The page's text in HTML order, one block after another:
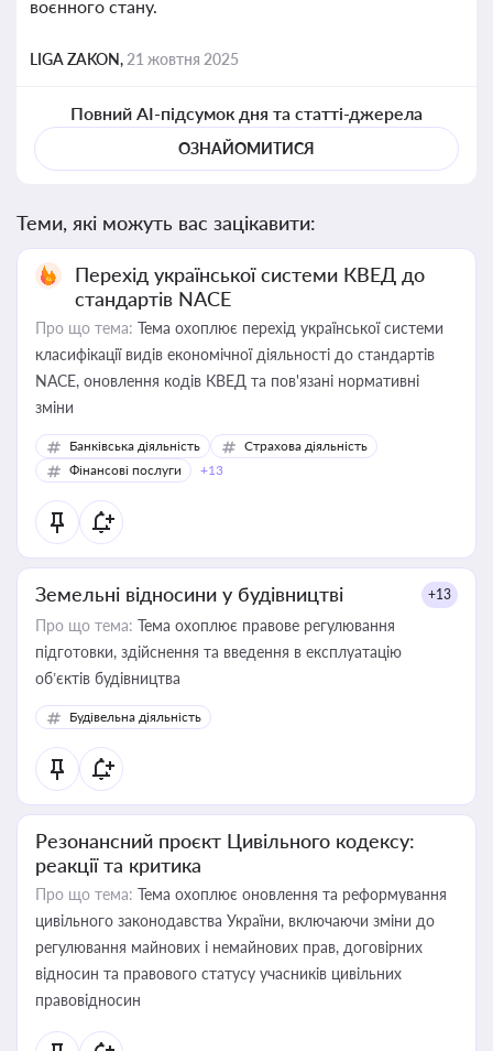
воєнного стану.
LIGA ZAKON, 21 жовтня 2025
Повний AI-підсумок дня та статті-джерела
ОЗНАЙОМИТИСЯ
Теми, які можуть вас зацікавити:
Перехід української системи КВЕД до
стандартів NACE
Про що тема: Тема охоплює перехід української системи
класифікації видів економічної діяльності до стандартів
NACE, оновлення кодів КВЕД та пов'язані нормативні
зміни
Банківська діяльність
Страхова діяльність
Фінансові послуги
+13
Земельні відносини у будівництві +13
Про що тема: Тема охоплює правове регулювання
підготовки, здійснення та введення в експлуатацію
об’єктів будівництва
Будівельна діяльність
Резонансний проєкт Цивільного кодексу:
реакції та критика
Про що тема: Тема охоплює оновлення та реформування
цивільного законодавства України, включаючи зміни до
регулювання майнових і немайнових прав, договірних
відносин та правового статусу учасників цивільних
правовідносин